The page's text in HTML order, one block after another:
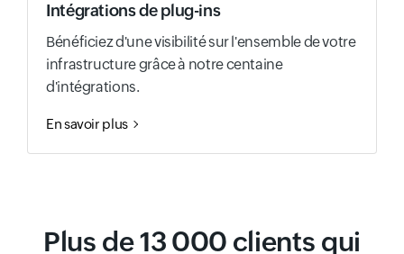
Intégrations de plug-ins
Bénéficiez d'une visibilité sur l'ensemble de votre
infrastructure grâce à notre centaine
d'intégrations.
En savoir plus
Plus de 13 000 clients qui